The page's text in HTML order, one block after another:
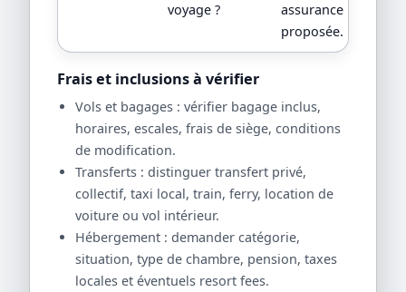
voyage ?
assurance
proposée.
Frais et inclusions à vérifier
Vols et bagages : vérifier bagage inclus,
horaires, escales, frais de siège, conditions
de modification.
Transferts : distinguer transfert privé,
collectif, taxi local, train, ferry, location de
voiture ou vol intérieur.
Hébergement : demander catégorie,
situation, type de chambre, pension, taxes
locales et éventuels resort fees.